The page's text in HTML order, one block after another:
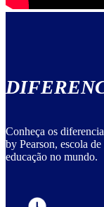
Conheça os
by Pearson, escola
educação no mundo.